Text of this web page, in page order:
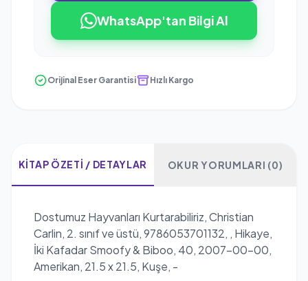
WhatsApp'tan Bilgi Al
Orijinal Eser Garantisi Hızlı Kargo
KITAP ÖZETI / DETAYLAR OKUR YORUMLARI (0)
Dostumuz Hayvanları Kurtarabiliriz, Christian
Carlin, 2. sınıf ve üstü, 9786053701132, , Hikaye,
İki Kafadar Smoofy & Biboo, 40, 2007-00-00,
Amerikan, 21.5 x 21.5, Kuşe, -